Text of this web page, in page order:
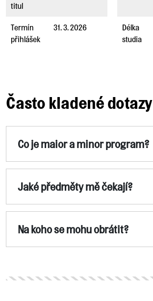
titul
Termín
přihlášek
31. 3. 2026
Délka
studia
Často kladené dotazy
Co je maior a minor program?
Jaké předměty mě čekají?
Na koho se mohu obrátit?